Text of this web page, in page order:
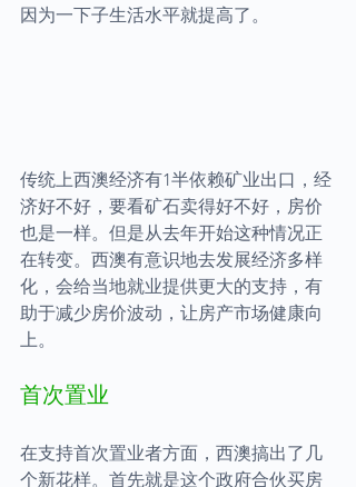
因为一下子生活水平就提高了。
传统上西澳经济有1半依赖矿业出口，经
济好不好，要看矿石卖得好不好，房价
也是一样。但是从去年开始这种情况正
在转变。西澳有意识地去发展经济多样
化，会给当地就业提供更大的支持，有
助于减少房价波动，让房产市场健康向
上。
首次置业
在支持首次置业者方面，西澳搞出了几
个新花样。首先就是这个政府合伙买房